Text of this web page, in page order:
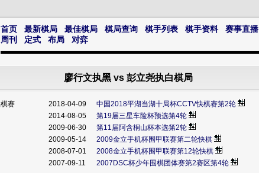
首页 最新棋局 最佳棋局 棋局查询 棋手列表 棋手资料 赛事直播
周刊
定式 布局 对弈
廖行文执黑 vs 彭立尧执白棋局
赛 2018-04-09 中国2018平湖当湖十局杯CCTV快棋赛第2轮
2014-08-05 第19届三星车险杯预选第4轮
2009-06-30 第11届阿含桐山杯本选第2轮
2009-05-14 2009金立手机杯围甲联赛第二轮快棋
2008-07-01 2008金立手机杯围甲联赛第12轮快棋
2007-09-11 2007DSC杯少年围棋团体赛第2赛区第4轮